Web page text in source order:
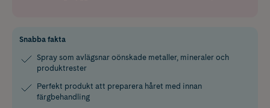
Snabba fakta
Spray som avlägsnar oönskade metaller, mineraler och
produktrester
Perfekt produkt att preparera håret med innan
färgbehandling